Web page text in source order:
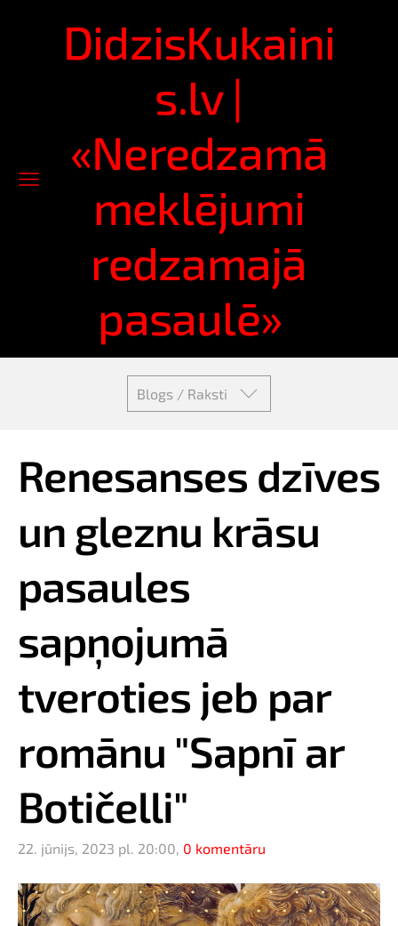
DidzisKukaini
s.lv |
«Neredzamā
meklējumi
redzamajā
pasaulē»
Blogs / Raksti
Renesanses dzīves
un gleznu krāsu
pasaules
sapņojumā
tveroties jeb par
romānu "Sapnī ar
Botičelli"
22. jūnijs, 2023 pl. 20:00, 0 komentāru